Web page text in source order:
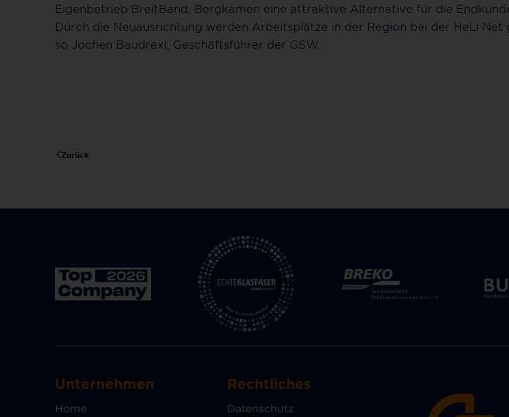
Eigenbetrieb BreitBand, Bergkamen eine attraktive Alternative für die
Durch die Neuausrichtung werden Arbeitsplätze in der Region bei der HeLi Net
so Jochen Baudrexl, Geschäftsführer der GSW.
Zurück
Unternehmen
Home
Rechtliches
Datenschutz